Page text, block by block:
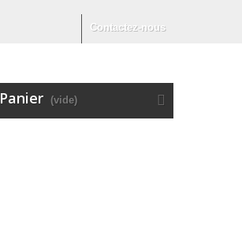
Contactez-nous
Panier (vide)